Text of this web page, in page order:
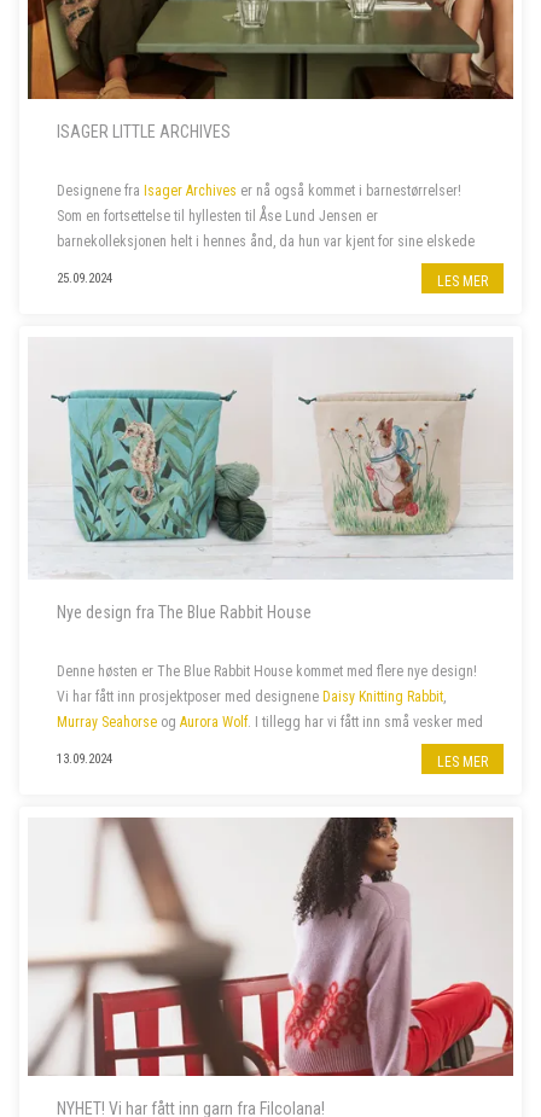
ISAGER LITTLE ARCHIVES
Designene fra Isager Archives er nå også kommet i barnestørrelser!
Som en fortsettelse til hyllesten til Åse Lund Jensen er
barnekolleksjonen helt i hennes ånd, da hun var kjent for sine elskede
25.09.2024 LES MER
Nye design fra The Blue Rabbit House
Denne høsten er The Blue Rabbit House kommet med flere nye design!
Vi har fått inn prosjektposer med designene Daisy Knitting Rabbit,
Murray Seahorse og Aurora Wolf. I tillegg har vi fått inn små vesker med
13.09.2024 LES MER
NYHET! Vi har fått inn garn fra Filcolana!